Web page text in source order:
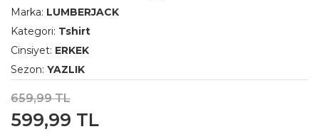
Marka: LUMBERJACK
Kategori: Tshirt
Cinsiyet: ERKEK
Sezon: YAZLIK
659,99 TL
599,99 TL